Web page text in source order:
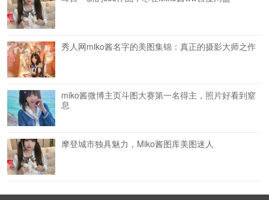
秀人网miko酱名字的美图集锦：真正的摄影大师之作
miko酱微博主页斗图大赛第一名得主，照片好看到窒
息
摩登城市独具魅力，Miko酱图库美图迷人